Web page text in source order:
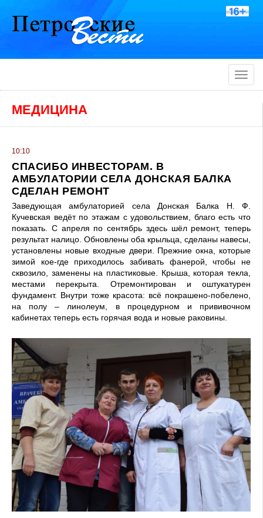
Toggle
МЕДИЦИНА
10:10
СПАСИБО ИНВЕСТОРАМ. В
АМБУЛАТОРИИ СЕЛА ДОНСКАЯ БАЛКА
СДЕЛАН РЕМОНТ
Заведующая амбулаторией села Донская Балка Н. Ф.
Кучевская ведёт по этажам с удовольствием, благо есть что
показать. С апреля по сентябрь здесь шёл ремонт, теперь
результат налицо. Обновлены оба крыльца, сделаны навесы,
установлены новые входные двери. Прежние окна, которые
зимой кое-где приходилось забивать фанерой, чтобы не
сквозило, заменены на пластиковые. Крыша, которая текла,
местами перекрыта. Отремонтирован и оштукатурен
фундамент. Внутри тоже красота: всё покрашено-побелено,
на полу – линолеум, в процедурном и прививочном
кабинетах теперь есть горячая вода и новые раковины.